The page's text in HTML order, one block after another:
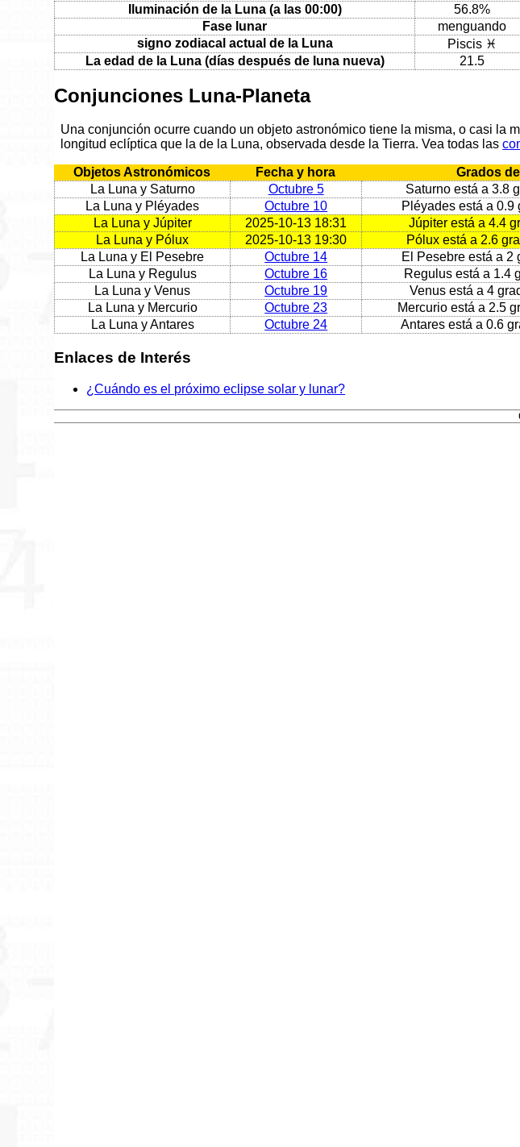
Iluminación de la Luna (a las 00:00)
56.8%
Fase lunar
menguando
signo zodiacal actual de la Luna
Piscis ♓
La edad de la Luna (días después de luna nueva)
21.5
Conjunciones Luna-Planeta
Una conjunción ocurre cuando un objeto astronómico tiene la misma, o casi la
longitud eclíptica que la de la Luna, observada desde la Tierra. Vea todas las
Objetos Astronómicos Fecha y hora
Grados
La Luna y Saturno
Octubre 5
Saturno está a 3.8
La Luna y Pléyades
Octubre 10
Pléyades está a 0.9
La Luna y Júpiter
2025-10-13 18:31
Júpiter está a 4.4
La Luna y Pólux
2025-10-13 19:30
Pólux está a 2.6
La Luna y El Pesebre
Octubre 14
El Pesebre está a 2
La Luna y Regulus
Octubre 16
Regulus está a 1.4
La Luna y Venus
Octubre 19
Venus está a 4
La Luna y Mercurio
Octubre 23
Mercurio está a 2.5
La Luna y Antares
Octubre 24 Antares está a 0.6
Enlaces de Interés
¿Cuándo es el próximo eclipse solar y lunar?